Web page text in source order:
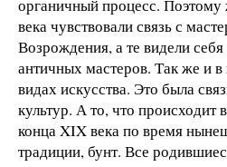
органичный процесс.
века чувствовали связь с
Возрождения, а те видели
античных мастеров. Так же и
видах искусства. Это была
культур. А то, что происходит
конца XIX века по время
традиции, бунт. Все